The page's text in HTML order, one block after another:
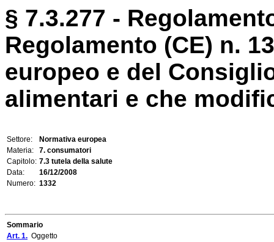
§ 7.3.277 -
Regolamento (CE) n.
europeo e del
alimentari e che
Settore:
Normativa europea
Materia:
7. consumatori
Capitolo: 7.3 tutela della salute
Data:
16/12/2008
Numero: 1332
Sommario
Art. 1. Oggetto